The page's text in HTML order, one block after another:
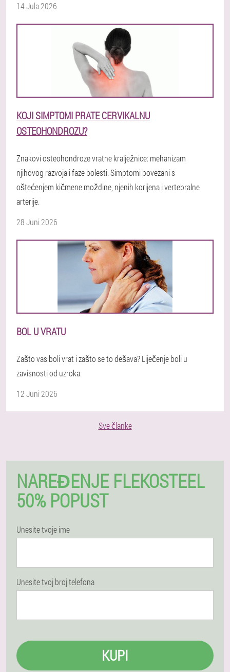
14 Jula 2026
KOJI SIMPTOMI PRATE CERVIKALNU
OSTEOHONDROZU?
Znakovi osteohondroze vratne kralježnice: mehanizam
njihovog razvoja i faze bolesti. Simptomi povezani s
oštećenjem kičmene moždine, njenih korijena i vertebralne
arterije.
28 Juni 2026
BOL U VRATU
Zašto vas boli vrat i zašto se to dešava? Liječenje boli u
zavisnosti od uzroka.
12 Juni 2026
Sve članke
NAREĐENJE FLEKOSTEEL
50% POPUST
Unesite tvoje ime
Unesite tvoj broj telefona
KUPI